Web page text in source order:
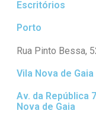
Escritórios
Porto
Rua Pinto Bessa,
Vila Nova de Gaia
Av. da República
Nova de Gaia